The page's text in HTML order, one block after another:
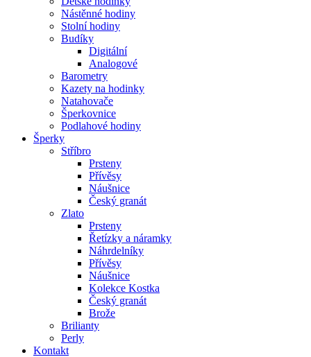
Nástěnné hodiny
Stolní hodiny
Budíky
Digitální
Analogové
Barometry
Kazety na hodinky
Natahovače
Šperkovnice
Podlahové hodiny
Šperky
Stříbro
Prsteny
Přívěsy
Náušnice
Český granát
Zlato
Prsteny
Řetízky a náramky
Náhrdelníky
Přívěsy
Náušnice
Kolekce Kostka
Český granát
Brože
Brilianty
Perly
Kontakt